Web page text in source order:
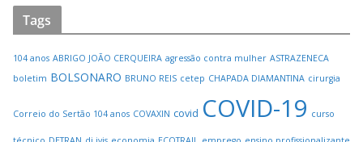
Tags
104 anos ABRIGO JOÃO CERQUEIRA agressão contra mulher ASTRAZENECA
boletim BOLSONARO BRUNO REIS cetep CHAPADA DIAMANTINA cirurgia
Correio do Sertão 104 anos COVAXIN covid COVID-19 curso